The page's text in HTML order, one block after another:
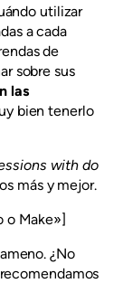
utilizar
a cada
de
sobre sus
las
bien tenerlo
with do
más y mejor.
o Make»]
¿No